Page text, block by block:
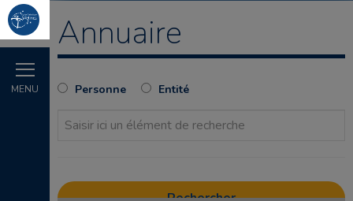
MENU
Annuaire
Personne Entité